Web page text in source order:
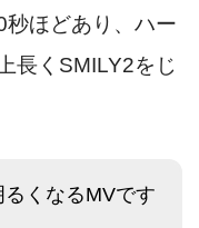
秒ほどあり、ハー
長くSMILY2をじ
くなるMVです